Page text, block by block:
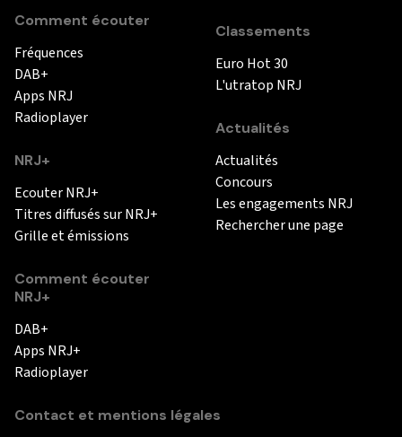
Comment écouter
Fréquences
DAB+
Apps NRJ
Radioplayer
NRJ+
Ecouter NRJ+
Titres diffusés sur NRJ+
Grille et émissions
Comment écouter
NRJ+
DAB+
Apps NRJ+
Radioplayer
Classements
Euro Hot 30
L'utratop NRJ
Actualités
Actualités
Concours
Les engagements NRJ
Rechercher une page
Contact et mentions légales